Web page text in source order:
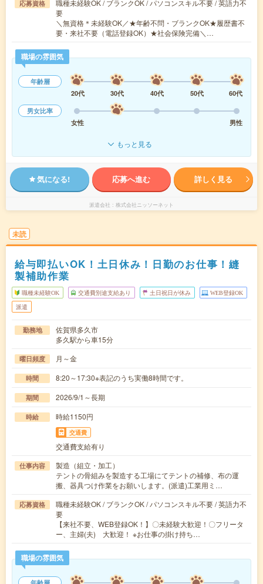
応募資格
職種未経験OK / ブランクOK / パソコンスキル不要 / 英語力不
要
＼無資格＊未経験OK／★年齢不問・ブランクOK★履歴書不
要・来社不要（電話登録OK）★社会保険完備＼…
職場の雰囲気
年齢層
20代
30代 40代 50代
60代
男女比率
女性
男性
もっと見る
気になる! 応募へ進む 詳しく見る
派遣会社 株式会社ニッソーネット
未読
給与即払いOK！土日休み！日勤のお仕事！縫
製補助作業
職種未経験OK 交通費別途支給あり 土日祝日が休み WEB登録OK
派遣
勤務地
佐賀県多久市
多久駅から車15分
曜日頻度 月～金
時間 8:20～17:30※表記のうち実働8時間です。
期間 2026/9/1～長期
時給 時給1150円
交通費
交通費支給有り
仕事内容
製造（組立・加工）
テントの骨組みを製造する工場にてテントの補修、布の運
搬、器具つけ作業をお願いします。(派遣)工業用ミ…
応募資格
職種未経験OK / ブランクOK / パソコンスキル不要 / 英語力不
要
【来社不要、WEB登録OK！】〇未経験大歓迎！〇フリータ
ー、主婦(夫) 大歓迎！ ※お仕事の掛け持ち…
職場の雰囲気